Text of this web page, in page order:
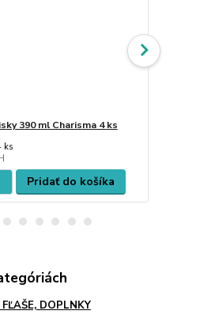
390 ml Charisma 4 ks
ks
Pridať do košíka
DOPLNKY